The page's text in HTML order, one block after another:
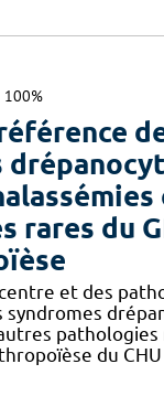
100%
rares du
et des
du